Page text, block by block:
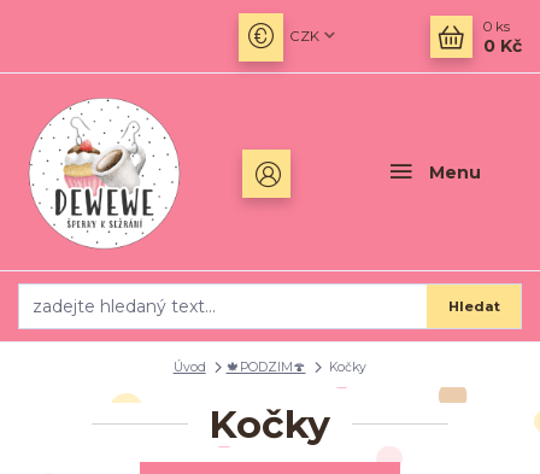
Menu
CZK
Hledat
0 ks
0 Kč
Úvod 🍁PODZIM🍄 Kočky
Kočky